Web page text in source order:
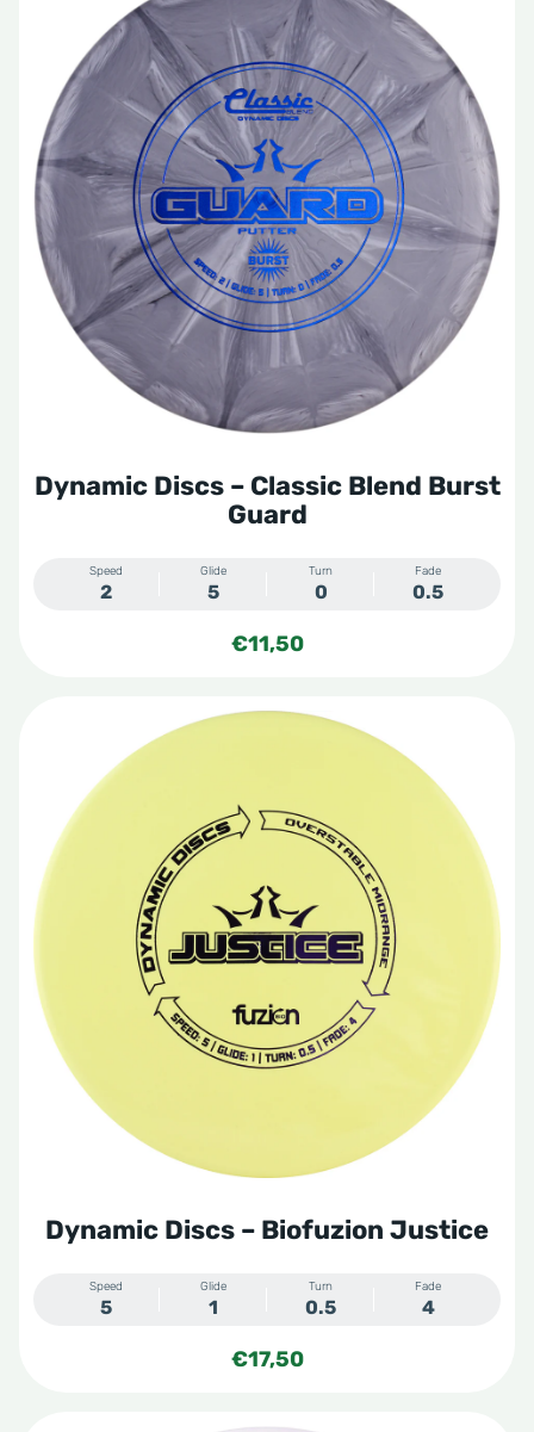
Lucid Glimmer
Lucid Ice
Lucid Ice Glimmer
Lucid Ice Orbit
Lucid Moonshine Orbit
Lucid X
Prime
VIP Moonshine
Dynamic Discs – Classic Blend Burst
Guard
Speed
2
Glide
5
Turn
0
Fade
0.5
€11,50
Dynamic Discs – Biofuzion Justice
Speed
5
Glide
1
Turn
0.5
Fade
4
€17,50